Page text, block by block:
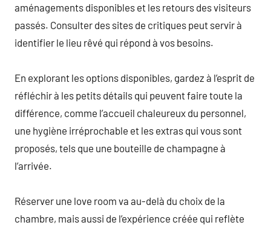
aménagements disponibles et les retours des visiteurs
passés. Consulter des sites de critiques peut servir à
identifier le lieu rêvé qui répond à vos besoins.
En explorant les options disponibles, gardez à l’esprit de
réfléchir à les petits détails qui peuvent faire toute la
différence, comme l’accueil chaleureux du personnel,
une hygiène irréprochable et les extras qui vous sont
proposés, tels que une bouteille de champagne à
l’arrivée.
Réserver une love room va au-delà du choix de la
chambre, mais aussi de l’expérience créée qui reflète